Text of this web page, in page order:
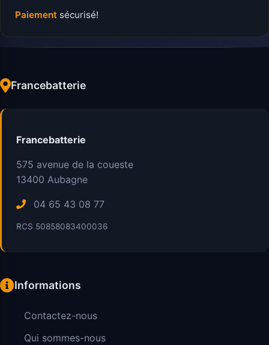
Paiement sécurisé!
Francebatterie
Francebatterie
575 avenue de la coueste
13400 Aubagne
04 65 43 08 77
RCS 50858083400036
Informations
Contactez-nous
Qui sommes-nous